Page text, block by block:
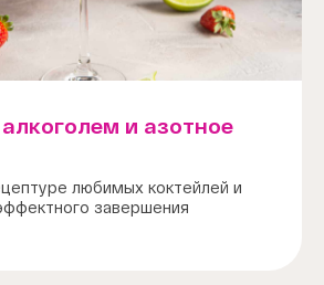
и азотное
любимых коктейлей и
завершения